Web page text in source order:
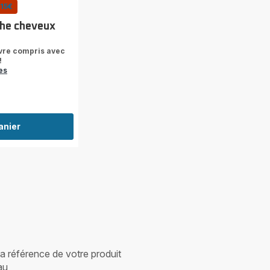
cheveux
compris avec
référence de votre produit